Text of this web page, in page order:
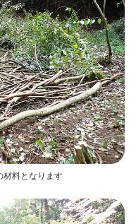
材料となります